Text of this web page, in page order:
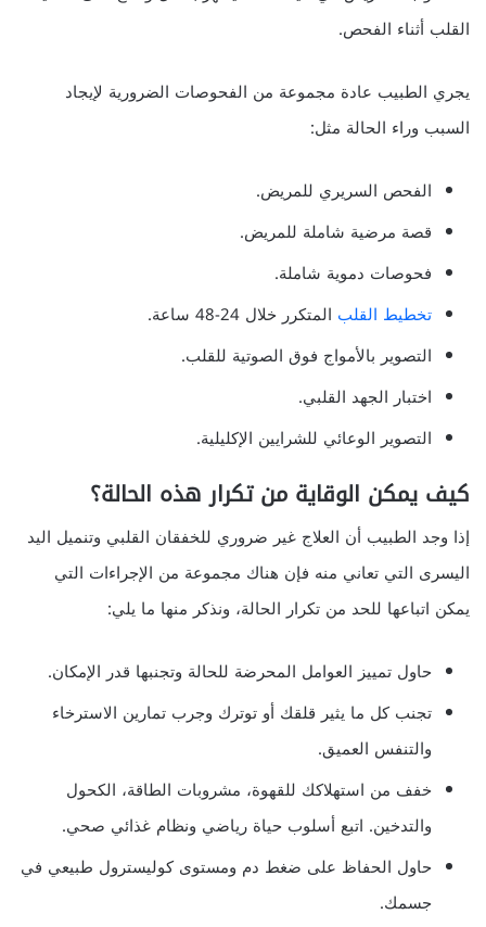
القلب أثناء الفحص.
يجري الطبيب عادة مجموعة من الفحوصات الضرورية لإيجاد
السبب وراء الحالة مثل:
الفحص السريري للمريض.
قصة مرضية شاملة للمريض.
فحوصات دموية شاملة.
تخطيط القلب المتكرر خلال 24-48 ساعة.
التصوير بالأمواج فوق الصوتية للقلب.
اختبار الجهد القلبي.
التصوير الوعائي للشرايين الإكليلية.
كيف يمكن الوقاية من تكرار هذه الحالة؟
إذا وجد الطبيب أن العلاج غير ضروري للخفقان القلبي وتنميل اليد
اليسرى التي تعاني منه فإن هناك مجموعة من الإجراءات التي
يمكن اتباعها للحد من تكرار الحالة، ونذكر منها ما يلي:
حاول تمييز العوامل المحرضة للحالة وتجنبها قدر الإمكان.
تجنب كل ما يثير قلقك أو توترك وجرب تمارين الاسترخاء
والتنفس العميق.
خفف من استهلاكك للقهوة، مشروبات الطاقة، الكحول
والتدخين. اتبع أسلوب حياة رياضي ونظام غذائي صحي.
حاول الحفاظ على ضغط دم ومستوى كوليسترول طبيعي في
جسمك.